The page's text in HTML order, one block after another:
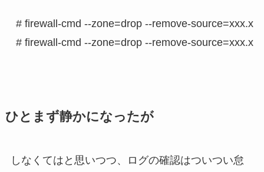
# firewall-cmd --zone=drop --remove-
ひとまず静かになったが
しなくてはと思いつつ、ログの確認はついつい怠